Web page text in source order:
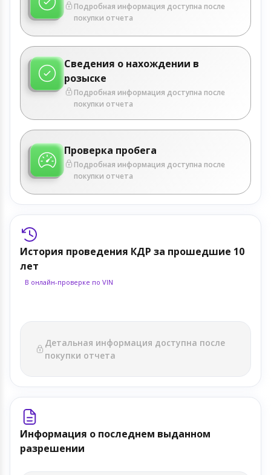
Подробная информация доступна после
покупки отчета
Сведения о нахождении в
розыске
Подробная информация доступна после
покупки отчета
Проверка пробега
Подробная информация доступна после
покупки отчета
История проведения КДР за прошедшие 10
лет
В онлайн-проверке по VIN
Детальная информация доступна после
покупки отчета
Информация о последнем выданном
разрешении